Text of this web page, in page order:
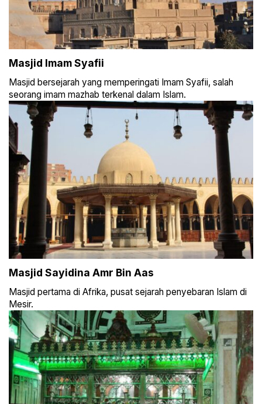
Masjid Imam Syafii
Masjid bersejarah yang memperingati Imam Syafii, salah
seorang imam mazhab terkenal dalam Islam.
Masjid Sayidina Amr Bin Aas
Masjid pertama di Afrika, pusat sejarah penyebaran Islam di
Mesir.